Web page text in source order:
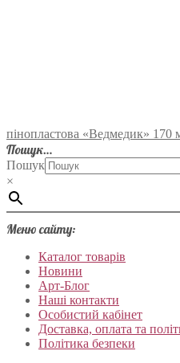
пінопластова «Ведмедик» 170
Пошук…
Пошук
×
Меню сайту:
Каталог товарів
Новини
Арт-Блог
Наші контакти
Особистий кабінет
Доставка, оплата та
Політика безпеки